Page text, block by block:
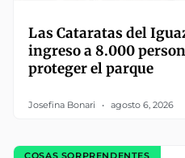
Las Cataratas del
ingreso a 8.000
proteger el parque
Josefina Bonari agosto 6, 2026
COSAS SORPRENDENTES